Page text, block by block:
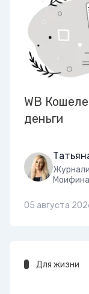
WB
деньги
05 августа
Для жизни